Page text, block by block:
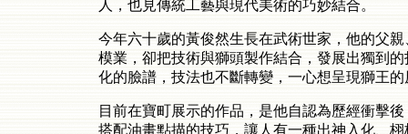
人，也見傳統工藝與現代美術的巧妙結合。
今年六十歲的黃俊然生長在武術世家，他的父
模業，卻把技術與獅頭製作結合，發展出獨到
化的臉譜，技法也不斷轉變，一心想呈現獅王的
目前在寶町展示的作品，是他自認為歷經衝擊
搭配油畫點描的技巧，讓人有一種出神入化、